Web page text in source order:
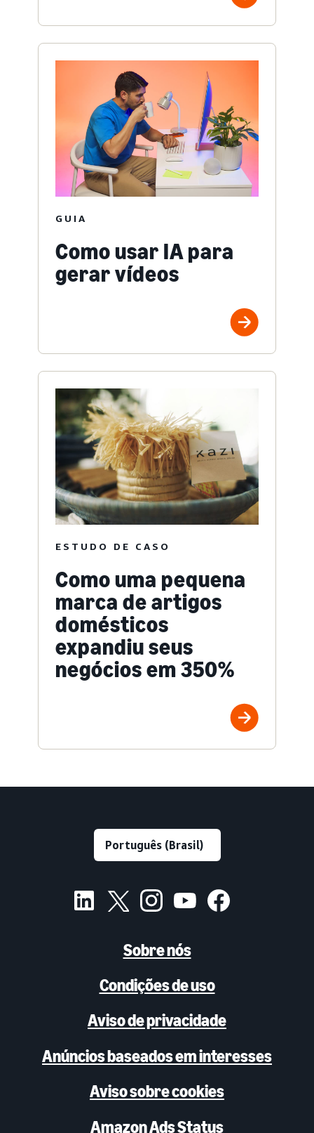
GUIA
Como usar IA para
gerar vídeos
ESTUDO DE CASO
Como uma pequena
marca de artigos
domésticos
expandiu seus
negócios em 350%
Sobre nós
Condições de uso
Aviso de privacidade
Anúncios baseados em interesses
Aviso sobre cookies
Amazon Ads Status